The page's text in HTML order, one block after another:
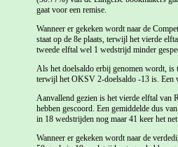
gaat voor een remise.
Wanneer er gekeken wordt naar de
staat op de 8e plaats, terwijl het vierde
tweede elftal wel 1 wedstrijd minder
Als het doelsaldo erbij genomen wordt, is
terwijl het OKSV 2-doelsaldo -13 is. Een
Aanvallend gezien is het vierde elftal van
hebben gescoord. Een gemiddelde dus
in 18 wedstrijden nog maar 41 keer het net
Wanneer er gekeken wordt naar de